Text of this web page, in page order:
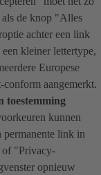
de knop "Alles
achter een link
kleiner lettertype,
Europese
conform aangemerkt.
toestemming
kunnen
permanente link in
of "Privacy-
opnieuw